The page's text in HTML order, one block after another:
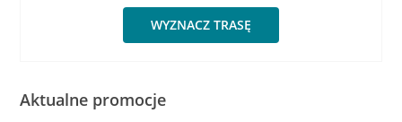
WYZNACZ TRASĘ
Aktualne promocje